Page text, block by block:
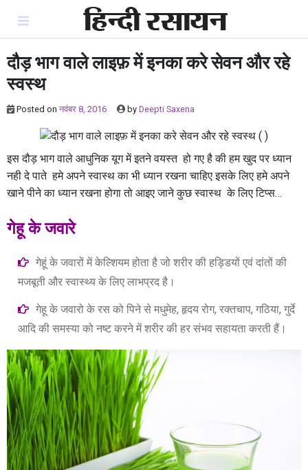
content
दौड़ भाग वाले लाइफ़ में इनका करे सेवन और रहे
स्वस्थ
Posted on नवंबर 8, 2016 by Deepti Saxena
इस दौड़ भाग वाले आधुनिक यूग में इतने वयस्त हो गए है की हम खुद पर ध्यान
नही दे पाते हमे अपने स्वास्थ का भी ध्यान रखना चाहिए इसके लिए हमे अपने
खाने पीने का ध्यान रखना होगा तो आइए जाने कुछ स्वास्थ के लिए टिप्स…
गेहू के जवारे
गेहूं के जवारों में केल्शियम होता है जो शरीर की हड्डियों एवं दांतों की
मजबूती और स्वास्थ्य के लिए लाभप्रद है।
गेहू के जवारो के रस को पिने से मधुमेह, हृदय रोग, रक्तचाप, गठिया, गुर्दे
आदि की समस्या को नष्ट करने में शरीर की हर संभव सहायता करती हैं।